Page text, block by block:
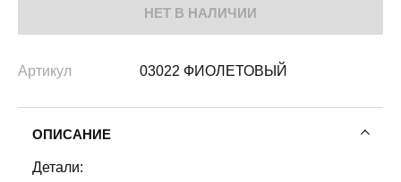
НЕТ В НАЛИЧИИ
Артикул 03022 ФИОЛЕТОВЫЙ
ОПИСАНИЕ
Детали: